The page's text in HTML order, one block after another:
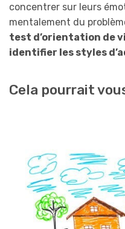
concentrer sur leurs
mentalement du
test d’orientation de
identifier les styles
Cela pourrait